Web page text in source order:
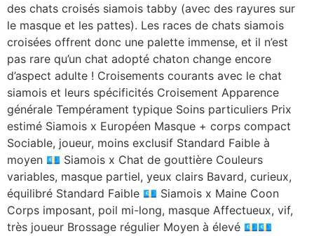
des chats croisés siamois tabby (avec des rayures sur
le masque et les pattes). Les races de chats siamois
croisées offrent donc une palette immense, et il n’est
pas rare qu’un chat adopté chaton change encore
d’aspect adulte ! Croisements courants avec le chat
siamois et leurs spécificités Croisement Apparence
générale Tempérament typique Soins particuliers Prix
estimé Siamois x Européen Masque + corps compact
Sociable, joueur, moins exclusif Standard Faible à
moyen 💶 Siamois x Chat de gouttière Couleurs
variables, masque partiel, yeux clairs Bavard, curieux,
équilibré Standard Faible 💶 Siamois x Maine Coon
Corps imposant, poil mi-long, masque Affectueux, vif,
très joueur Brossage régulier Moyen à élevé 💶💶